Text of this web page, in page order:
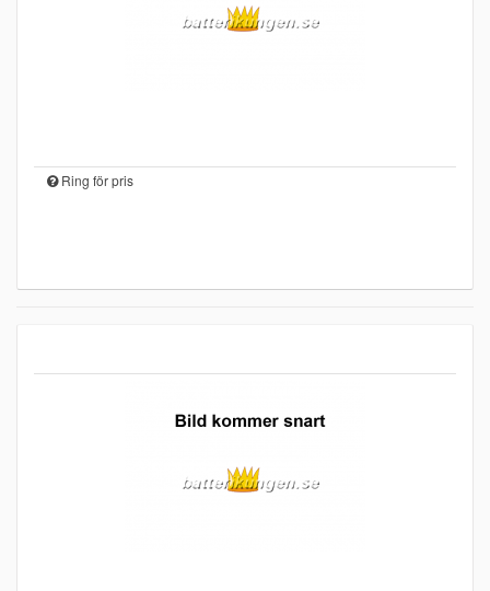
Ring för pris